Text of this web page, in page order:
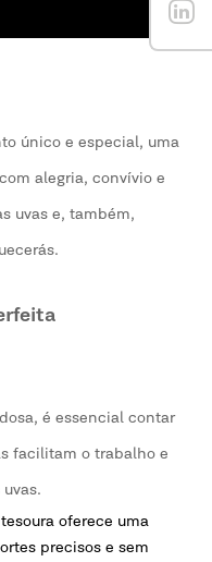
único e especial, uma
alegria, convívio e
uvas e, também,
é essencial contar
facilitam o trabalho e
tesoura oferece uma
precisos e sem